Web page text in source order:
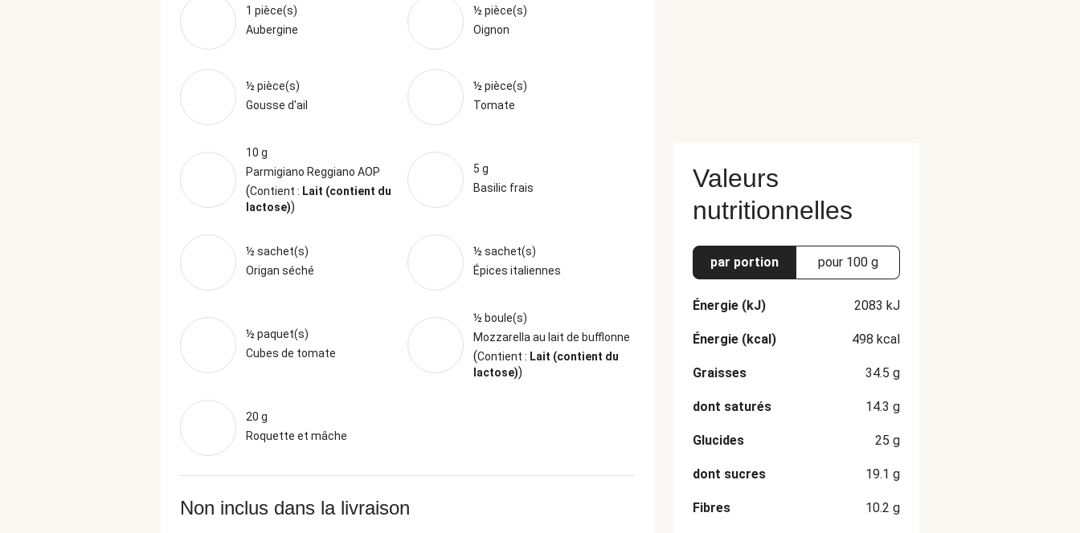
1 pièce(s)
Aubergine
½ pièce(s)
Oignon
½ pièce(s)
Gousse d'ail
½ pièce(s)
Tomate
10 g
Parmigiano Reggiano AOP
(Contient : Lait (contient du
lactose))
5 g
Basilic frais
½ sachet(s)
Origan séché
½ sachet(s)
Épices italiennes
½ paquet(s)
Cubes de tomate
½ boule(s)
Mozzarella au lait de bufflonne
(Contient : Lait (contient du
lactose))
20 g
Roquette et mâche
Non inclus dans la livraison
Valeurs
nutritionnelles
par portion pour 100 g
Énergie (kJ) 2083 kJ
Énergie (kcal) 498 kcal
Graisses 34.5 g
dont saturés 14.3 g
Glucides 25 g
dont sucres 19.1 g
Fibres 10.2 g